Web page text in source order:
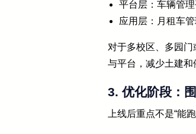
平台层：车辆管
应用层：月租车
对于多校区、多园
与平台，减少土建和
3. 优化阶段：
上线后重点不是“能